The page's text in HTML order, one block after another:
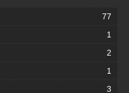
77
1
2
1
3